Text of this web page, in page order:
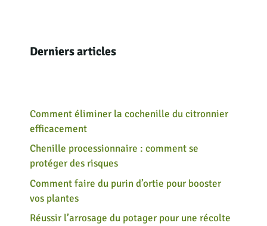
Derniers articles
Comment éliminer la cochenille du citronnier
efficacement
Chenille processionnaire : comment se
protéger des risques
Comment faire du purin d’ortie pour booster
vos plantes
Réussir l’arrosage du potager pour une récolte